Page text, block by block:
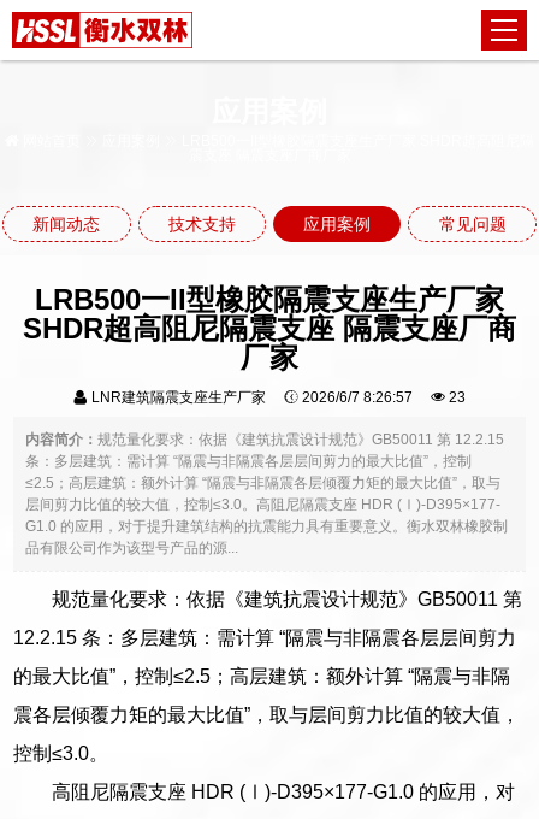
新闻动态 技术支持 应用案例 常见问题
LRB500一II型橡胶隔震支座生产厂家
SHDR超高阻尼隔震支座 隔震支座厂商
厂家
LNR建筑隔震支座生产厂家 2026/6/7 8:26:57 23
内容简介：规范量化要求：依据《建筑抗震设计规范》GB50011 第 12.2.15
条：多层建筑：需计算 “隔震与非隔震各层层间剪力的最大比值”，控制
≤2.5；高层建筑：额外计算 “隔震与非隔震各层倾覆力矩的最大比值”，取与
层间剪力比值的较大值，控制≤3.0。高阻尼隔震支座 HDR (Ⅰ)-D395×177-
G1.0 的应用，对于提升建筑结构的抗震能力具有重要意义。衡水双林橡胶制
品有限公司作为该型号产品的源...
规范量化要求：依据《建筑抗震设计规范》GB50011 第
12.2.15 条：多层建筑：需计算 “隔震与非隔震各层层间剪力
的最大比值”，控制≤2.5；高层建筑：额外计算 “隔震与非隔
震各层倾覆力矩的最大比值”，取与层间剪力比值的较大值，
控制≤3.0。
高阻尼隔震支座 HDR (Ⅰ)-D395×177-G1.0 的应用，对